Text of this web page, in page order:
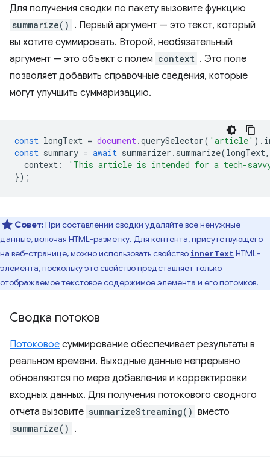
Для получения сводки по пакету вызовите функцию
summarize() . Первый аргумент — это текст, который
вы хотите суммировать. Второй, необязательный
аргумент — это объект с полем context . Это поле
позволяет добавить справочные сведения, которые
могут улучшить суммаризацию.
const longText = document.querySelector( 'article' ).
const summary = await summarizer . summarize(longText,
context :
'This article is intended for a tech-
});
Совет:При составлении сводки удаляйте все ненужные
данные, включая HTML-разметку. Для контента, присутствующего
на веб-странице, можно использовать свойство innerText HTML-
элемента, поскольку это свойство представляет только
отображаемое текстовое содержимое элемента и его потомков.
Сводка потоков
Потоковое суммирование обеспечивает результаты в
реальном времени. Выходные данные непрерывно
обновляются по мере добавления и корректировки
входных данных. Для получения потокового сводного
отчета вызовите summarizeStreaming() вместо
summarize() .